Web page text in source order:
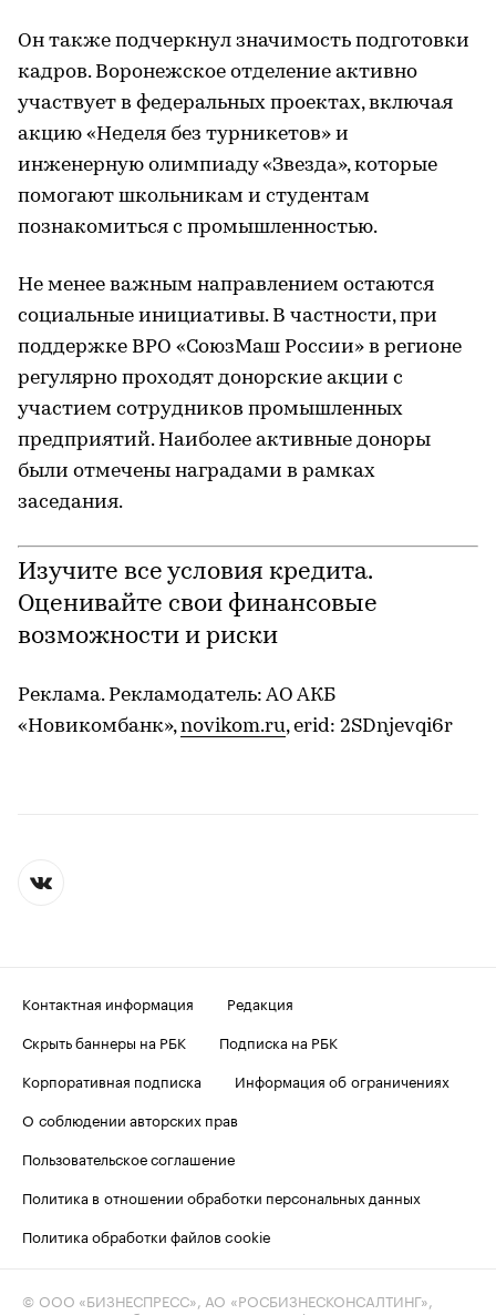
Он также подчеркнул значимость подготовки
кадров. Воронежское отделение активно
участвует в федеральных проектах, включая
акцию «Неделя без турникетов» и
инженерную олимпиаду «Звезда», которые
помогают школьникам и студентам
познакомиться с промышленностью.
Не менее важным направлением остаются
социальные инициативы. В частности, при
поддержке ВРО «СоюзМаш России» в регионе
регулярно проходят донорские акции с
участием сотрудников промышленных
предприятий. Наиболее активные доноры
были отмечены наградами в рамках
заседания.
Изучите все условия кредита.
Оценивайте свои финансовые
возможности и риски
Реклама. Рекламодатель: АО АКБ
«Новикомбанк»,novikom.ru, erid: 2SDnjevqi6r
Контактная информация
Редакция
Скрыть баннеры на РБК
Подписка на РБК
Корпоративная подписка
Информация об ограничениях
О соблюдении авторских прав
Пользовательское соглашение
Политика в отношении обработки персональных данных
Политика обработки файлов cookie
© ООО «БИЗНЕСПРЕСС», АО «РОСБИЗНЕСКОНСАЛТИНГ»,